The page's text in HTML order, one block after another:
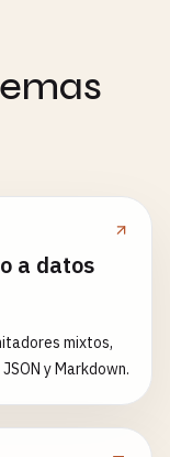
a datos
mixtos,
y Markdown.